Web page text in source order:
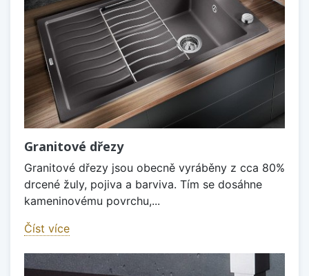
Granitové dřezy
Granitové dřezy jsou obecně vyráběny z cca 80%
drcené žuly, pojiva a barviva. Tím se dosáhne
kameninovému povrchu,...
Číst více